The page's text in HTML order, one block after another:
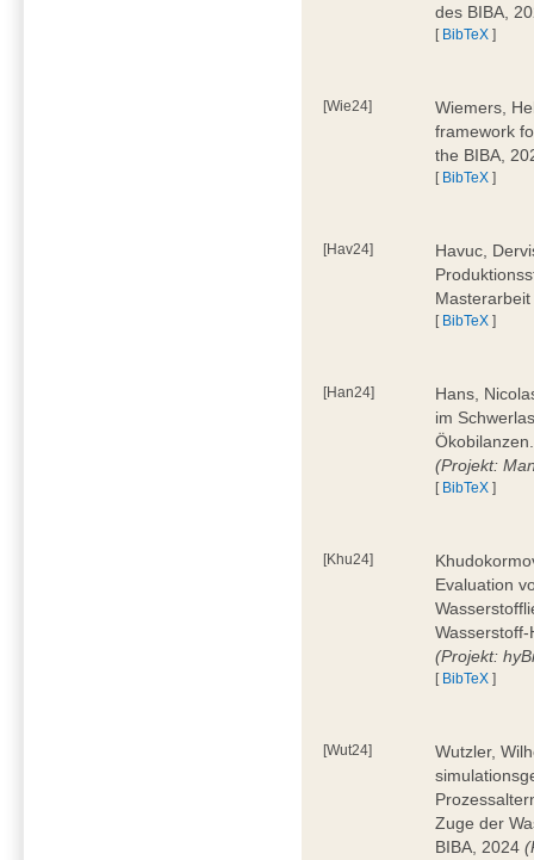
des BIBA,
[ BibTeX ]
[Wie24]
Wiemers,
framework
the BIBA,
[ BibTeX ]
[Hav24]
Havuc,
[ BibTeX ]
[Han24]
Hans,
im
(Projekt:
[ BibTeX ]
[Khu24]
Evaluation
(Projekt:
[ BibTeX ]
[Wut24]
Wutzler,
Zuge der
BIBA, 2024